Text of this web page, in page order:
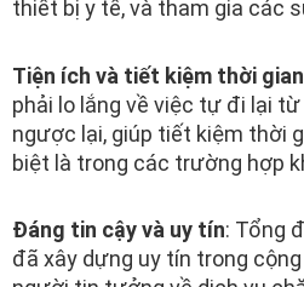
thiết bị y tế, và tham gia các
Tiện ích và tiết kiệm thời gian
phải lo lắng về việc tự đi lại
ngược lại, giúp tiết kiệm thời
biệt là trong các trường hợp
Đáng tin cậy và uy tín: Tổng
đã xây dựng uy tín trong